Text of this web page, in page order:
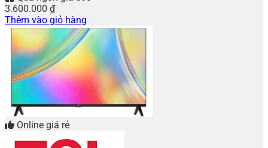
3.600.000 ₫
Thêm vào giỏ hàng
Online giá rẻ